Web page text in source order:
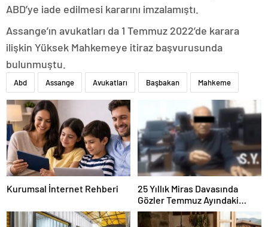
ABD’ye iade edilmesi kararını imzalamıştı.
Assange’ın avukatları da 1 Temmuz 2022’de karara
ilişkin Yüksek Mahkemeye itiraz başvurusunda
bulunmuştu.​​​​​​​
Abd Assange Avukatları Başbakan Mahkeme
Kurumsal İnternet Rehberi
25 Yıllık Miras Davasında
Gözler Temmuz Ayındaki
Karar Duruşmasına Çevrildi